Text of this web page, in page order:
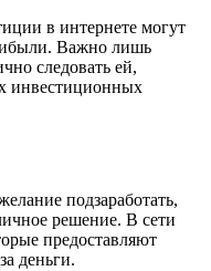
в интернете могут
Важно лишь
следовать ей,
инвестиционных
подзаработать,
решение. В сети
предоставляют
деньги.